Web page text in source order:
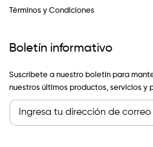
Términos y Condiciones
Boletín informativo
Suscríbete a nuestro boletín para
nuestros últimos productos, servicios y